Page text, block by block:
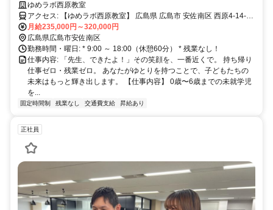
ラボで
ゆめラボ西原教室
アクセス: 【ゆめラボ西原教室】 広島県 広島市 安佐南区 西原4-14-13
セントラルリバー西原201 【アクセス】 JR「下祗園駅」徒歩8分 ア
ストラムライン「祇園新橋北駅」徒歩7分 ※駅近でアクセス便利です
月給235,000円～320,000円
広島県広島市安佐南区
勤務時間・曜日: * 9:00 ～ 18:00（休憩60分） * 残業なし！
仕事内容: 「先生、できたよ！」その笑顔を、一番近くで。 持ち帰り
仕事ゼロ・残業ゼロ。 あなたがゆとりを持つことで、子どもたちの
未来はもっと輝き出します。 【仕事内容】 0歳〜6歳までの未就学児
を...
固定時間制 残業なし 交通費支給 昇給あり
正社員